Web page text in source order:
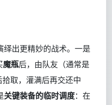
出更精妙的战术。一是
魔瓶后，由队友（通常是
取，灌满后再交还中
关键装备的临时调度：在